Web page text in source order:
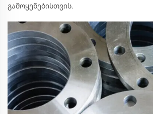
გამოყენებისთვის.